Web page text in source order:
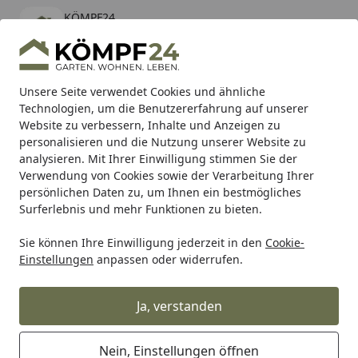
Unsere Seite verwendet Cookies und ähnliche
Technologien, um die Benutzererfahrung auf unserer
Website zu verbessern, Inhalte und Anzeigen zu
personalisieren und die Nutzung unserer Website zu
analysieren. Mit Ihrer Einwilligung stimmen Sie der
Verwendung von Cookies sowie der Verarbeitung Ihrer
persönlichen Daten zu, um Ihnen ein bestmögliches
Surferlebnis und mehr Funktionen zu bieten.
Sie können Ihre Einwilligung jederzeit in den Cookie-
Einstellungen anpassen oder widerrufen.
Ja, verstanden
Nein, Einstellungen öffnen
KÖMPF24
kostenlos - Im App Store
Hotline
Alle Produkte
Mein Konto
Suchen
Karibu Pools inkl. gratis Sandfilteranlage & Pool-
Starterset (Gesamtwert bis 468,99€)
Startseite
Grill Weber Ersatzteil HNDL SPACER UNLIGHTED ZN BLK
Weber Ersatzteil HNDL SPACER
UNLIGHTED ZN BLK GEN 25 BB
(2401604)